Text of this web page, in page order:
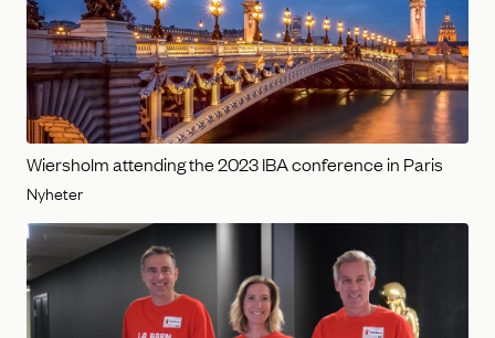
Wiersholm attending the 2023 IBA conference in Paris
Nyheter